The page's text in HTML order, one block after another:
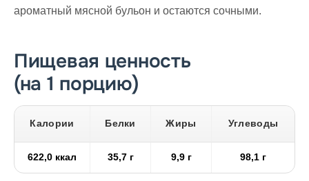
ароматный мясной бульон и остаются сочными.
Пищевая ценность
(на 1 порцию)
Калории Белки Жиры Углеводы
622,0 ккал 35,7 г 9,9 г 98,1 г